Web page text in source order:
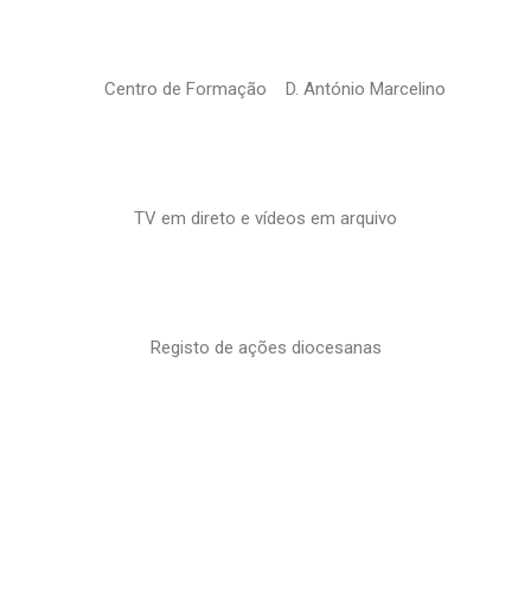
Centro de Formação D. António Marcelino
TV em direto e vídeos em arquivo
Registo de ações diocesanas